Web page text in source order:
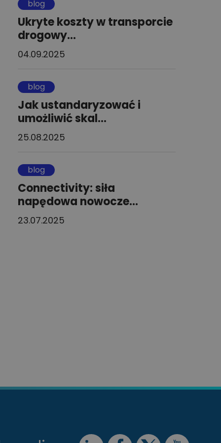
blog
Ukryte koszty w transporcie
drogowy...
04.09.2025
blog
Jak ustandaryzować i
umożliwić skal...
25.08.2025
blog
Connectivity: siła
napędowa nowocze...
23.07.2025